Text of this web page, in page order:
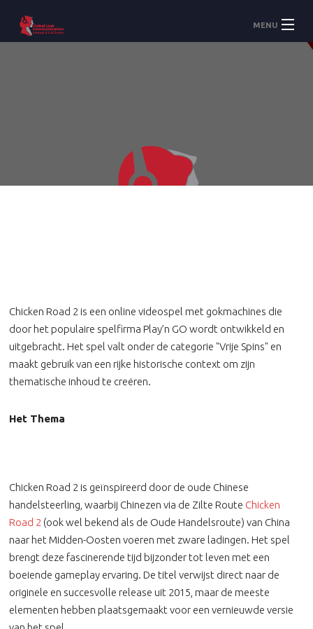
MENU
Chicken Road 2 is een online videospel met gokmachines die
door het populaire spelfirma Play’n GO wordt ontwikkeld en
uitgebracht. Het spel valt onder de categorie "Vrije Spins" en
maakt gebruik van een rijke historische context om zijn
thematische inhoud te creëren.
Het Thema
Chicken Road 2 is geïnspireerd door de oude Chinese
handelsteerling, waarbij Chinezen via de Zilte Route Chicken
Road 2 (ook wel bekend als de Oude Handelsroute) van China
naar het Midden-Oosten voeren met zware ladingen. Het spel
brengt deze fascinerende tijd bijzonder tot leven met een
boeiende gameplay ervaring. De titel verwijst direct naar de
originele en succesvolle release uit 2015, maar de meeste
elementen hebben plaatsgemaakt voor een vernieuwde versie